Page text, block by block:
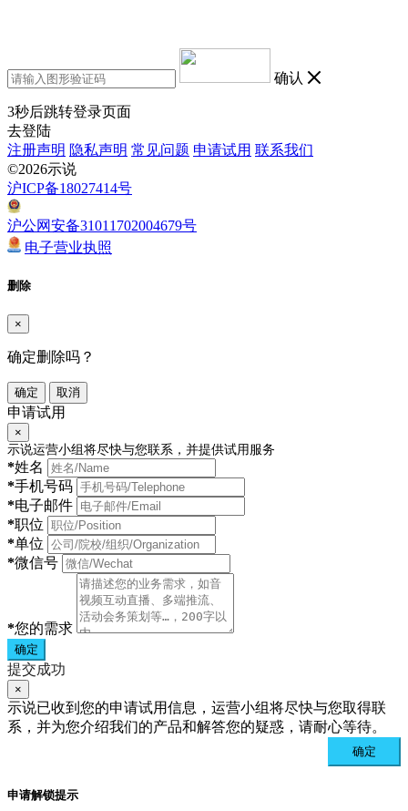
确认
3秒后跳转登录页面
去登陆
注册声明 隐私声明 常见问题 申请试用 联系我们
©2026示说
沪ICP备18027414号
沪公网安备31011702004679号
电子营业执照
删除
×
确定删除吗？
确定 取消
申请试用
×
示说运营小组将尽快与您联系，并提供试用服务
*姓名
*手机号码
*电子邮件
*职位
*单位
*微信号
*您的需求
确定
提交成功
×
示说已收到您的申请试用信息，运营小组将尽快与您取得联
系，并为您介绍我们的产品和解答您的疑惑，请耐心等待。
确定
申请解锁提示